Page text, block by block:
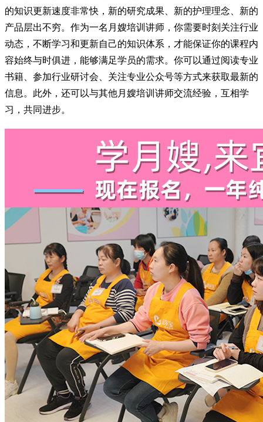
的知识更新速度非常快，新的研究成果、新的护理理念、新的
产品层出不穷。作为一名月嫂培训讲师，你需要时刻关注行业
动态，不断学习和更新自己的知识体系，才能保证你的课程内
容始终与时俱进，能够满足学员的需求。你可以通过阅读专业
书籍、参加行业研讨会、关注专业公众号等方式来获取最新的
信息。此外，还可以与其他月嫂培训讲师交流经验，互相学
习，共同进步。